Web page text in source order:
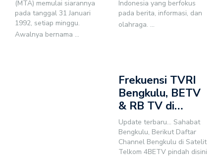
(MTA) memulai siarannya
pada tanggal 31 Januari
1992, setiap minggu.
Awalnya bernama ...
Indonesia yang berfokus
pada berita, informasi, dan
olahraga. ...
Frekuensi TVRI
Bengkulu, BETV
& RB TV di…
Update terbaru... Sahabat
Bengkulu, Berikut Daftar
Channel Bengkulu di Satelit
Telkom 4BETV pindah disini